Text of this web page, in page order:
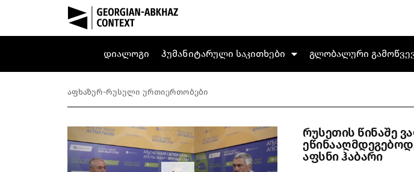
დიალოგი ჰუმანიტარული საკითხები გლობალური
აფხაზურ-რუსული ურთიერთობები
რუსეთის წინაშე
აფსნი ჰაბარი